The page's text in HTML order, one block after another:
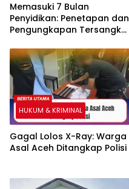
Memasuki 7 Bulan
Penyidikan: Penetapan dan
Pengungkapan Tersangka
Bibit Pala dan Kakao Rp26
Miliar Dipertanyakan
HUKUM & KRIMINAL
Gagal Lolos X-Ray: Warga
Asal Aceh Ditangkap Polisi